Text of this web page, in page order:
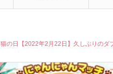
猫の日【2022年2月22日】久しぶりのダ